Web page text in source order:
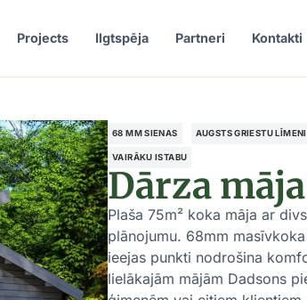
Projects Ilgtspēja Partneri Kontakti
68 MM SIENAS AUGSTS GRIESTU
VAIRĀKU ISTABU
Dārza
Plaša 75m² koka māja ar
plānojumu. 68mm
ieejas punkti nodrošina
lielākajām mājām Dadsons